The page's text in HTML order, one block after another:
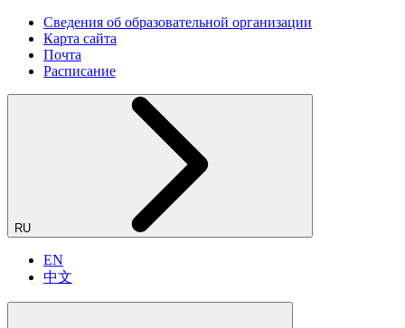
Сведения об образовательной организации
Карта сайта
Почта
Расписание
RU
EN
中文